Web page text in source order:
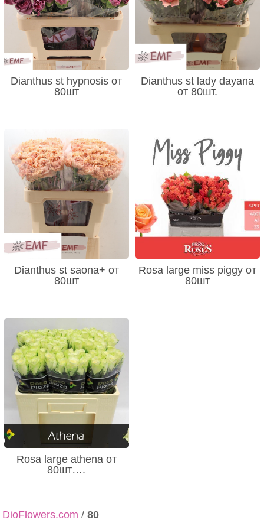
Dianthus st hypnosis от
80шт
Dianthus st lady dayana
от 80шт.
Dianthus st saona+ от
80шт
Rosa large miss piggy от
80шт
Rosa large athena от
80шт….
DioFlowers.com / 80